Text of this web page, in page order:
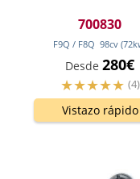
700830
F9Q / F8Q 98cv (72
Desde 280€
(4)
Vistazo rápido